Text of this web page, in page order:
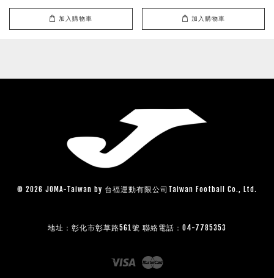
加入購物車 加入購物車
© 2026 JOMA-Taiwan by 台福運動有限公司Taiwan Football Co., Ltd.
地址：彰化市彰草路561號 聯絡電話：04-7785353
Visa